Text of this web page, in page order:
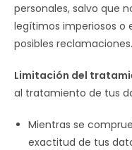
personales, salvo que
legítimos imperiosos o
posibles reclamaciones.
Limitación del
al tratamiento de tus
Mientras se
exactitud de tus